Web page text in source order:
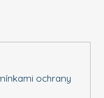
ochrany